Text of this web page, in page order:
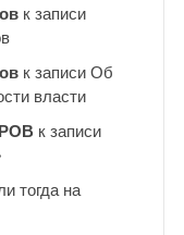
к записи
к записиОб
власти
к записи
тогда на